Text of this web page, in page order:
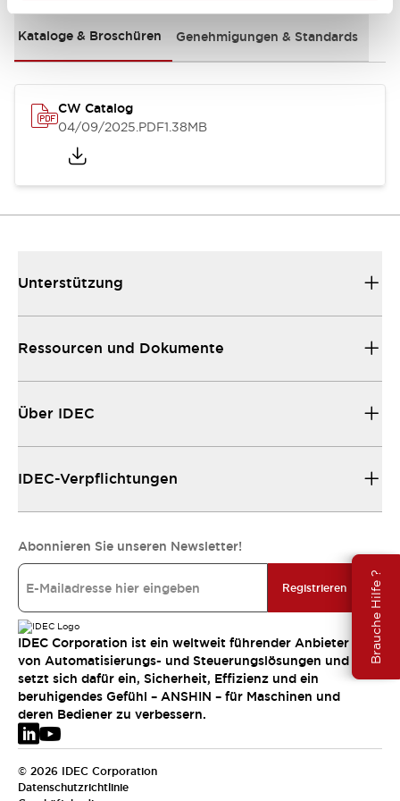
Brauche Hilfe ?
Kataloge & Broschüren Genehmigungen & Standards
CW Catalog
04/09/2025.PDF1.38MB
Unterstützung
Ressourcen und Dokumente
Über IDEC
IDEC-Verpflichtungen
Abonnieren Sie unseren Newsletter!
Registrieren
IDEC Corporation ist ein weltweit führender Anbieter
von Automatisierungs- und Steuerungslösungen und
setzt sich dafür ein, Sicherheit, Effizienz und ein
beruhigendes Gefühl – ANSHIN – für Maschinen und
deren Bediener zu verbessern.
© 2026 IDEC Corporation
Datenschutzrichtlinie